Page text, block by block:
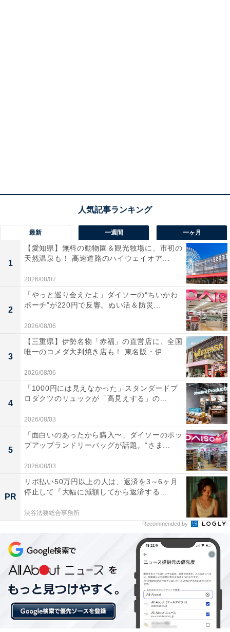
最新 一週間 一ヶ月
1
【愛知県】無料の動物園＆観光牧場に、市初の
天然温泉も！ 高速道路のハイウェイオア...
2026/08/07
2
「やっと巡り会えたよ」ダイソーの“ちいかわ
ポーチ”が220円で反響。ぬい活＆防災...
2026/08/06
3
【三重県】伊勢名物「赤福」の直営店に、全国
唯一のコメダ大判焼き店も！ 東名阪・伊...
2026/08/06
4
「1000円には見えなかった」スタンダードプ
ロダクツのリュックが「高見えする」の...
2026/08/03
5
「面白いのあったから購入〜」ダイソーのポッ
プアップランドリーバッグが話題。“さま...
2026/08/03
PR
リボ払い50万円以上の人は、返済を3～6ヶ月
停止して『大幅に減額してから返済する...
渋谷法務総合事務所
Recommended by